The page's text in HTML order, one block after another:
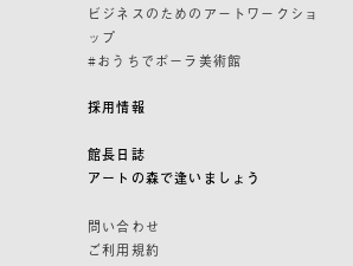
ビジネスのためのアートワークショ
ップ
#おうちでポーラ美術館
採用情報
館長日誌
アートの森で逢いましょう
問い合わせ
ご利用規約